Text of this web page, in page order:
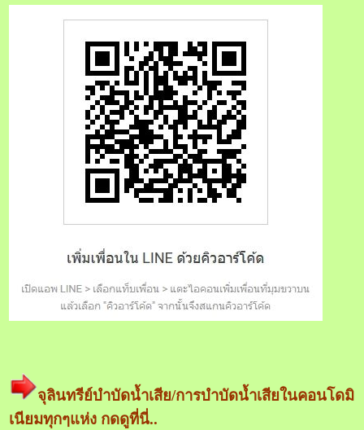
จุลินทรีย์บำบัดน้ำเสีย/การบำบัดน้ำเสียในคอนโดมิ
เนียมทุกๆแห่ง กดดูที่นี่..